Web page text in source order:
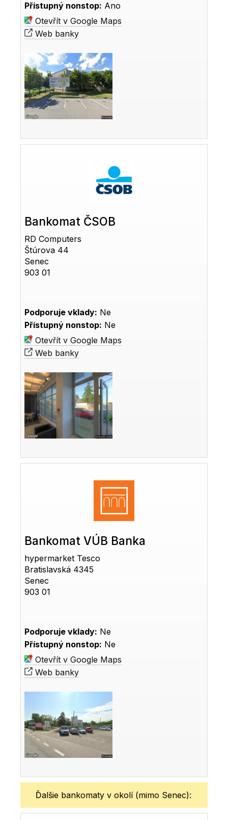
Přístupný nonstop: Ano
Otevřít v Google Maps
Web banky
Bankomat ČSOB
RD Computers
Štúrova 44
Senec
903 01
Podporuje vklady: Ne
Přístupný nonstop: Ne
Otevřít v Google Maps
Web banky
Bankomat VÚB Banka
hypermarket Tesco
Bratislavská 4345
Senec
903 01
Podporuje vklady: Ne
Přístupný nonstop: Ne
Otevřít v Google Maps
Web banky
Ďalšie bankomaty v okolí (mimo Senec):